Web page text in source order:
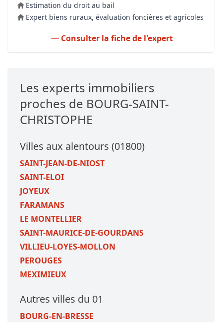
Estimation du droit au bail
Expert biens ruraux, évaluation foncières et agricoles
Consulter la fiche de l'expert
Les experts immobiliers
proches de BOURG-SAINT-
CHRISTOPHE
Villes aux alentours (01800)
SAINT-JEAN-DE-NIOST
SAINT-ELOI
JOYEUX
FARAMANS
LE MONTELLIER
SAINT-MAURICE-DE-GOURDANS
VILLIEU-LOYES-MOLLON
PEROUGES
MEXIMIEUX
Autres villes du 01
BOURG-EN-BRESSE